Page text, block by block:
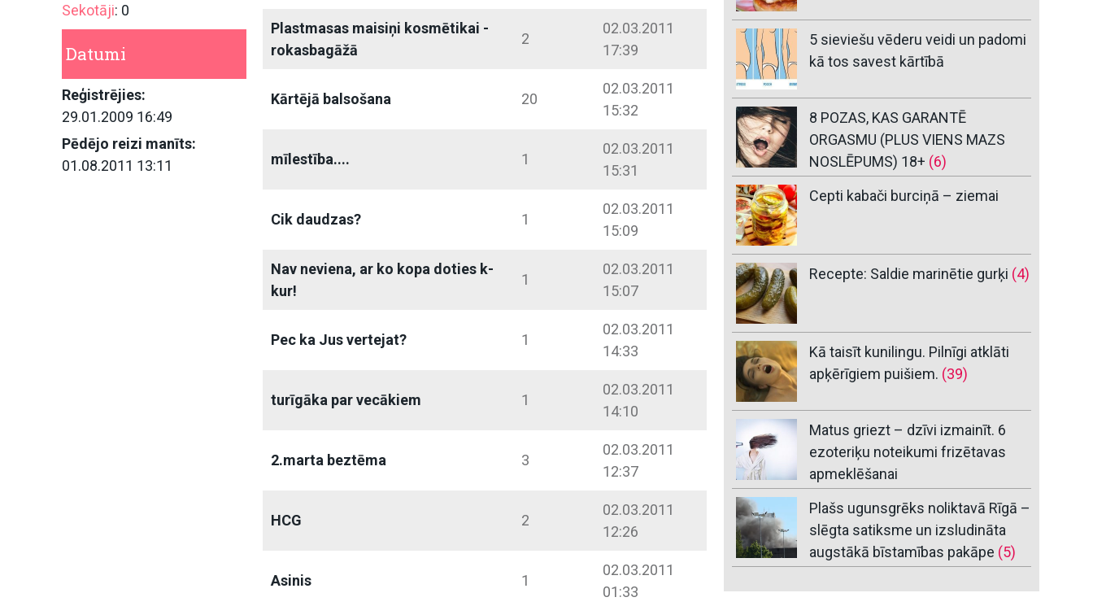
Sekotāji: 0
Datumi
Reģistrējies:
29.01.2009 16:49
Pēdējo reizi manīts:
01.08.2011 13:11
Plastmasas maisiņi kosmētikai -
rokasbagāžā
2
02.03.2011
17:39
Kārtējā balsošana 20
02.03.2011
15:32
mīlestība.... 1
02.03.2011
15:31
Cik daudzas? 1
02.03.2011
15:09
Nav neviena, ar ko kopa doties k-
kur!
1
02.03.2011
15:07
Pec ka Jus vertejat? 1
02.03.2011
14:33
turīgāka par vecākiem 1
02.03.2011
14:10
2.marta beztēma 3
02.03.2011
12:37
HCG 2
02.03.2011
12:26
Asinis 1
02.03.2011
01:33
5 sieviešu vēderu veidi un padomi
kā tos savest kārtībā
8 POZAS, KAS GARANTĒ
ORGASMU (PLUS VIENS MAZS
NOSLĒPUMS) 18+ (6)
Cepti kabači burciņā – ziemai
Recepte: Saldie marinētie gurķi (4)
Kā taisīt kunilingu. Pilnīgi atklāti
apķērīgiem puišiem. (39)
Matus griezt – dzīvi izmainīt. 6
ezoteriķu noteikumi frizētavas
apmeklēšanai
Plašs ugunsgrēks noliktavā Rīgā –
slēgta satiksme un izsludināta
augstākā bīstamības pakāpe (5)